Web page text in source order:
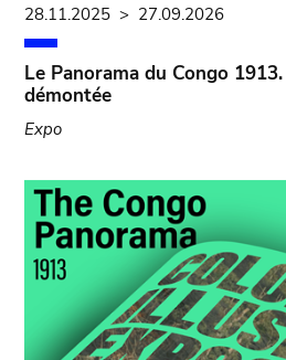
28.11.2025 > 27.09.2026
Le Panorama du Congo
démontée
Expo